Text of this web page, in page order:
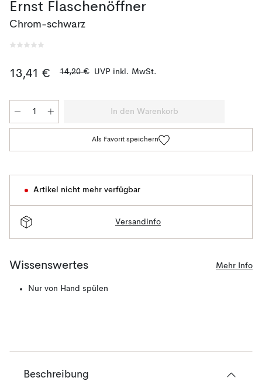
Ernst Flaschenöffner
Chrom-schwarz
13,41 € 14,20 € UVP inkl. MwSt.
In den Warenkorb
Als Favorit speichern
Artikel nicht mehr verfügbar
Versandinfo
Wissenswertes Mehr Info
Nur von Hand spülen
Beschreibung